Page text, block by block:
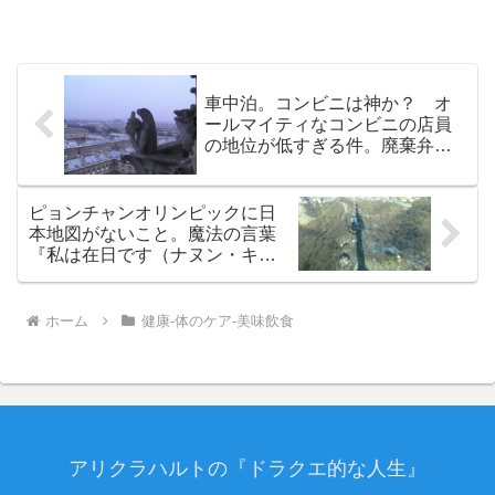
車中泊。コンビニは神か？ オ
ールマイティなコンビニの店員
の地位が低すぎる件。廃棄弁当
護費と差っ引きにしてゴミと歳
出を減らせばいい
ピョンチャンオリンピックに日
本地図がないこと。魔法の言葉
『私は在日です（ナヌン・キョ
ホーム 健康-体のケア-美味飲食
アリクラハルトの『ドラクエ的な人生』